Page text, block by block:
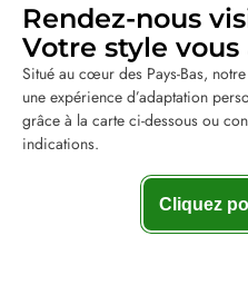
Rendez-nous
Votre style
Situé au cœur des Pays-Bas,
une expérience d’adaptation
grâce à la carte ci-dessous ou
indications.
Cliquez